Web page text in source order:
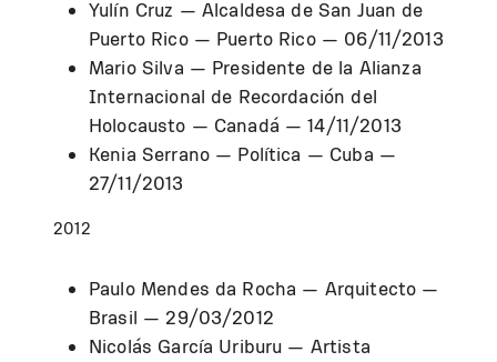
Yulín Cruz — Alcaldesa de San Juan de
Puerto Rico — Puerto Rico — 06/11/2013
Mario Silva — Presidente de la Alianza
Internacional de Recordación del
Holocausto — Canadá — 14/11/2013
Kenia Serrano — Política — Cuba —
27/11/2013
2012
Paulo Mendes da Rocha — Arquitecto —
Brasil — 29/03/2012
Nicolás García Uriburu — Artista